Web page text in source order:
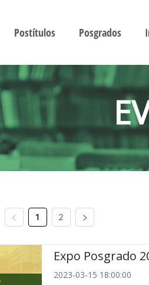
Postítulos Posgrados
1 2
Expo Posgrado
2023-03-15 18:00:00